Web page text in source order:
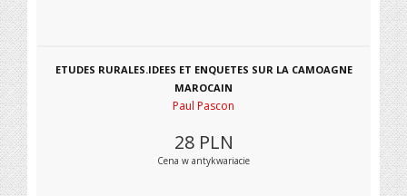
ETUDES RURALES.IDEES ET ENQUETES SUR LA CAMOAGNE
MAROCAIN
Paul Pascon
28 PLN
Cena w antykwariacie